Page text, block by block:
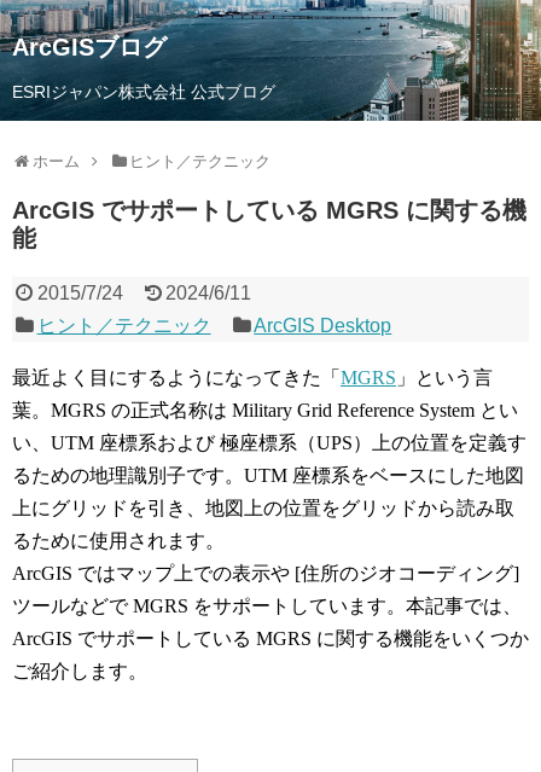
ArcGISブログ
ESRIジャパン株式会社 公式ブログ
ホーム ヒント／テクニック
ArcGIS でサポートしている MGRS に関する機
能
2015/7/24
2024/6/11
ヒント／テクニック
ArcGIS Desktop
最近よく目にするようになってきた「 MGRS 」という言
葉。MGRS の正式名称は Military Grid Reference System とい
い、UTM 座標系および 極座標系（UPS）上の位置を定義す
るための地理識別子です。UTM 座標系をベースにした地図
上にグリッドを引き、地図上の位置をグリッドから読み取
るために使用されます。
ArcGIS ではマップ上での表示や [住所のジオコーディング]
ツールなどで MGRS をサポートしています。本記事では、
ArcGIS でサポートしている MGRS に関する機能をいくつか
ご紹介します。